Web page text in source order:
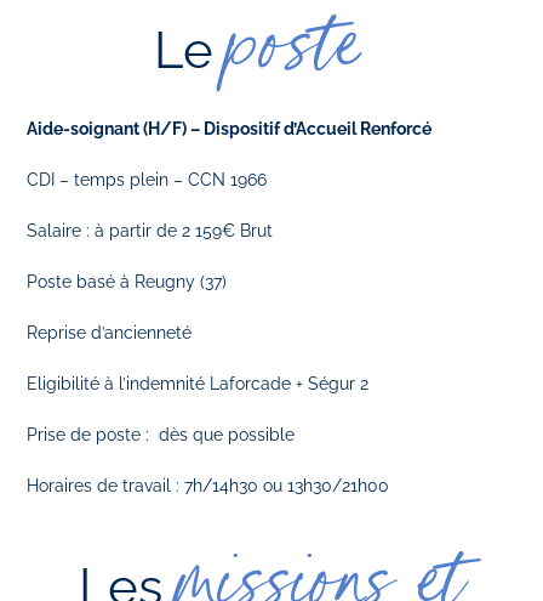
Leposte
Aide-soignant (H/F) – Dispositif d’Accueil Renforcé
CDI – temps plein – CCN 1966
Salaire : à partir de 2 159€ Brut
Poste basé à Reugny (37)
Reprise d’ancienneté
Eligibilité à l’indemnité Laforcade + Ségur 2
Prise de poste : dès que possible
Horaires de travail : 7h/14h30 ou 13h30/21h00
Les